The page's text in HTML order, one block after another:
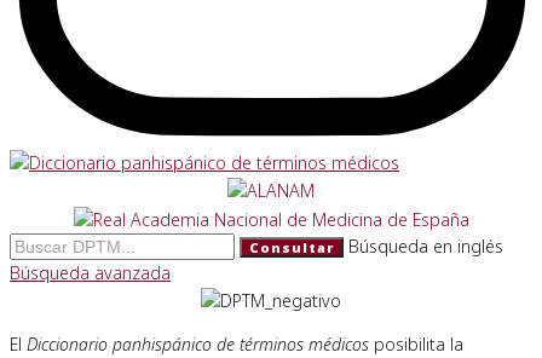
Consultar
Búsqueda en inglés
Búsqueda avanzada
El Diccionario panhispánico de términos médicos posibilita la